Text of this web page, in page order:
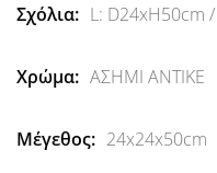
L: D24xH50cm
ΑΣΗΜΙ ΑΝΤΙΚΕ
24x24x50cm